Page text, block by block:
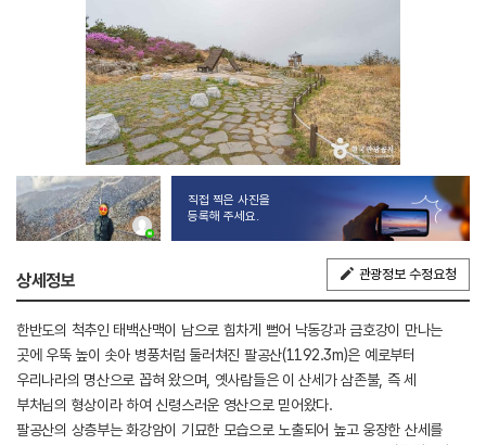
직접 찍은 사진을
등록해 주세요.
상세정보 관광정보 수정요청
한반도의 척추인 태백산맥이 남으로 힘차게 뻗어 낙동강과 금호강이 만나는
곳에 우뚝 높이 솟아 병풍처럼 둘러쳐진 팔공산(1192.3m)은 예로부터
우리나라의 명산으로 꼽혀 왔으며, 옛사람들은 이 산세가 삼존불, 즉 세
부처님의 형상이라 하여 신령스러운 영산으로 믿어왔다.
팔공산의 상층부는 화강암이 기묘한 모습으로 노출되어 높고 웅장한 산세를